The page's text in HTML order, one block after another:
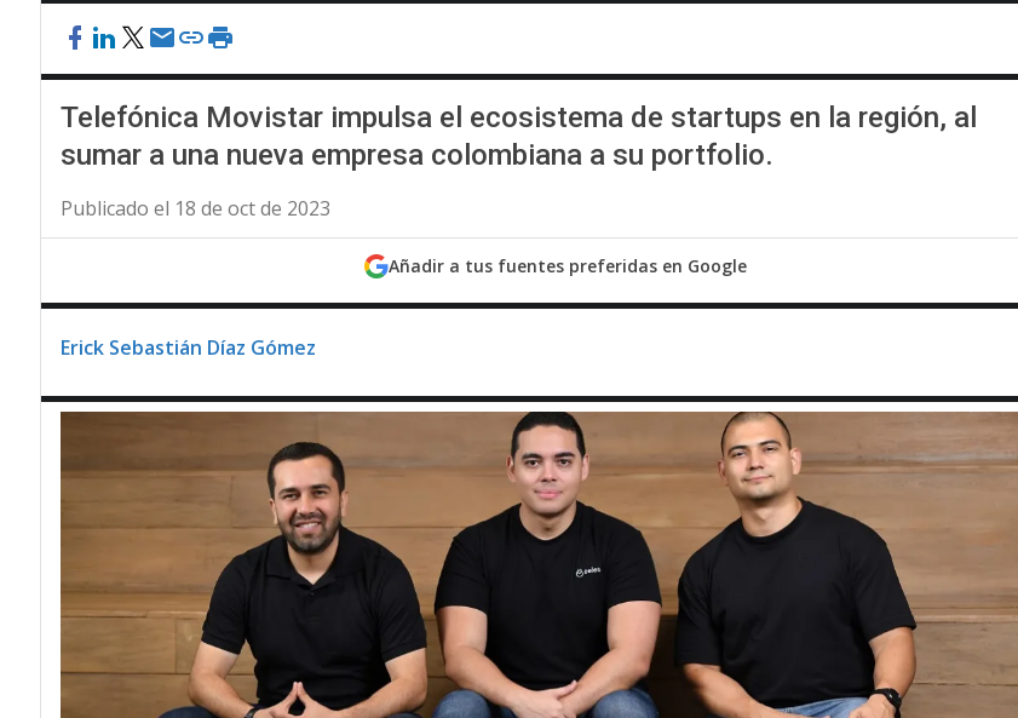
Telefónica Movistar impulsa el ecosistema de startups en la región, al
sumar a una nueva empresa colombiana a su portfolio.
Publicado el 18 de oct de 2023
Añadir a tus fuentes preferidas en Google
Erick Sebastián Díaz Gómez